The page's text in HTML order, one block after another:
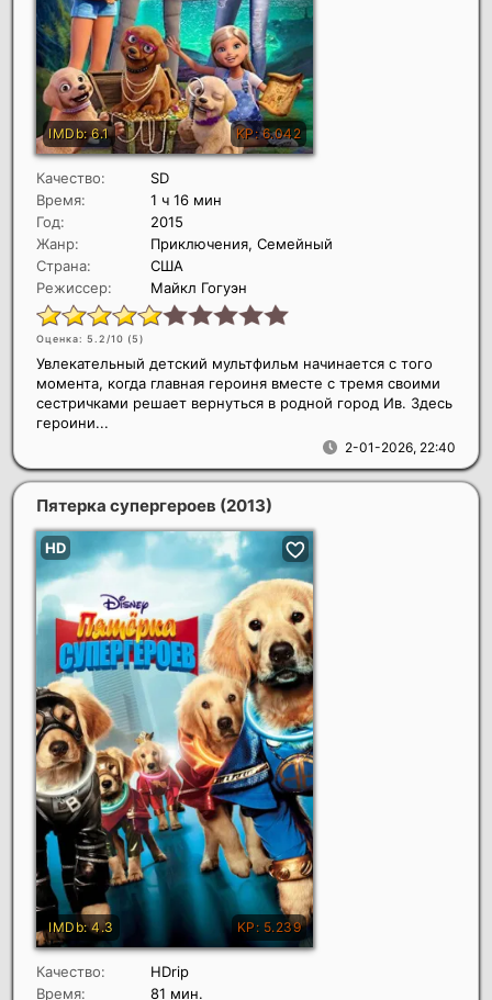
Качество:
SD
Время:
1 ч 16 мин
Год:
2015
Жанр:
Приключения, Семейный
Страна:
США
Режиссер:
Майкл Гогуэн
Оценка: 5.2/10 (5)
2-01-2026, 22:40
Увлекательный детский мультфильм начинается с того
момента, когда главная героиня вместе с тремя своими
сестричками решает вернуться в родной город Ив. Здесь
героини...
Пятерка супергероев (2013)
Качество:
HDrip
Время:
81 мин.